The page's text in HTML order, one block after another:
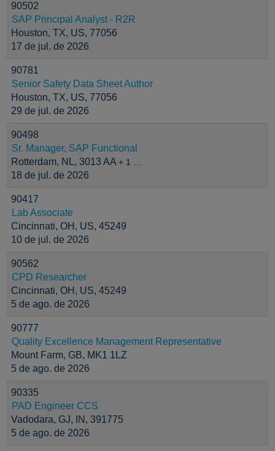
90502
SAP Principal Analyst - R2R
Houston, TX, US, 77056
17 de jul. de 2026
90781
Senior Safety Data Sheet Author
Houston, TX, US, 77056
29 de jul. de 2026
90498
Sr. Manager, SAP Functional
Rotterdam, NL, 3013 AA + 1 …
18 de jul. de 2026
90417
Lab Associate
Cincinnati, OH, US, 45249
10 de jul. de 2026
90562
CPD Researcher
Cincinnati, OH, US, 45249
5 de ago. de 2026
90777
Quality Excellence Management Representative
Mount Farm, GB, MK1 1LZ
5 de ago. de 2026
90335
PAD Engineer CCS
Vadodara, GJ, IN, 391775
5 de ago. de 2026